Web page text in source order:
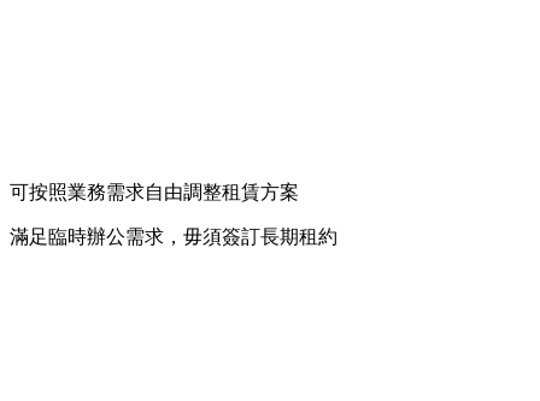
可按照業務需求自由調整租賃方案
滿足臨時辦公需求，毋須簽訂長期租約